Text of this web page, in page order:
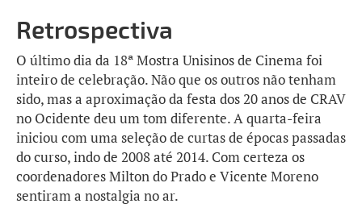
Retrospectiva
O último dia da 18ª Mostra Unisinos de Cinema foi
inteiro de celebração. Não que os outros não tenham
sido, mas a aproximação da festa dos 20 anos de CRAV
no Ocidente deu um tom diferente. A quarta-feira
iniciou com uma seleção de curtas de épocas passadas
do curso, indo de 2008 até 2014. Com certeza os
coordenadores Milton do Prado e Vicente Moreno
sentiram a nostalgia no ar.